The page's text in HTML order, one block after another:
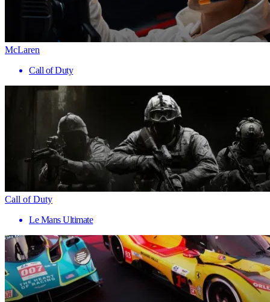
McLaren
Call of Duty
Call of Duty
Le Mans Ultimate